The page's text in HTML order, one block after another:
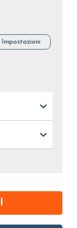
Impostazioni